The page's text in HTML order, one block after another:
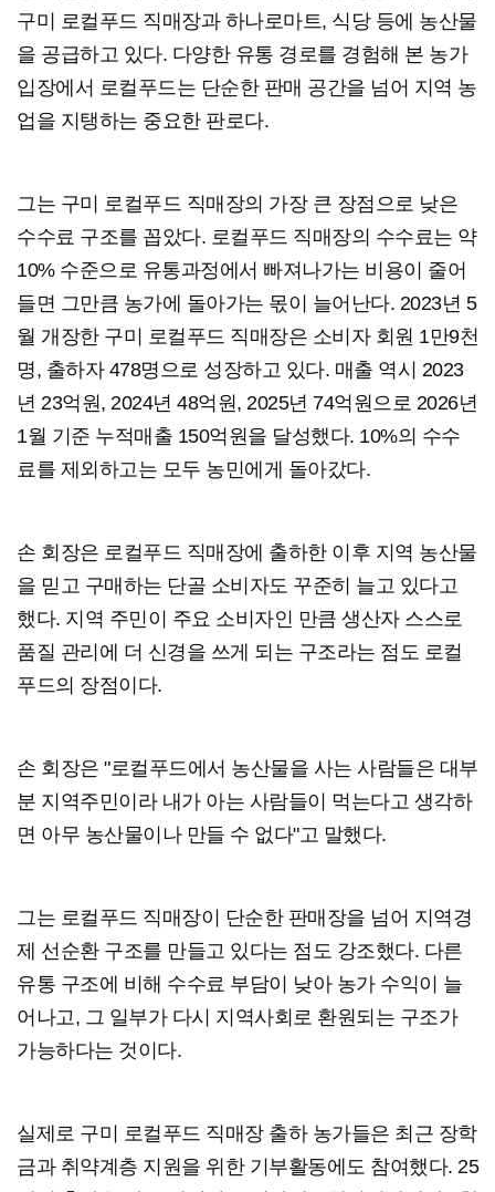
구미 로컬푸드 직매장과 하나로마트, 식당 등에 농산물
을 공급하고 있다. 다양한 유통 경로를 경험해 본 농가
입장에서 로컬푸드는 단순한 판매 공간을 넘어 지역 농
업을 지탱하는 중요한 판로다.
그는 구미 로컬푸드 직매장의 가장 큰 장점으로 낮은
수수료 구조를 꼽았다. 로컬푸드 직매장의 수수료는 약
10% 수준으로 유통과정에서 빠져나가는 비용이 줄어
들면 그만큼 농가에 돌아가는 몫이 늘어난다. 2023년 5
월 개장한 구미 로컬푸드 직매장은 소비자 회원 1만9천
명, 출하자 478명으로 성장하고 있다. 매출 역시 2023
년 23억원, 2024년 48억원, 2025년 74억원으로 2026년
1월 기준 누적매출 150억원을 달성했다. 10%의 수수
료를 제외하고는 모두 농민에게 돌아갔다.
손 회장은 로컬푸드 직매장에 출하한 이후 지역 농산물
을 믿고 구매하는 단골 소비자도 꾸준히 늘고 있다고
했다. 지역 주민이 주요 소비자인 만큼 생산자 스스로
품질 관리에 더 신경을 쓰게 되는 구조라는 점도 로컬
푸드의 장점이다.
손 회장은 "로컬푸드에서 농산물을 사는 사람들은 대부
분 지역주민이라 내가 아는 사람들이 먹는다고 생각하
면 아무 농산물이나 만들 수 없다"고 말했다.
그는 로컬푸드 직매장이 단순한 판매장을 넘어 지역경
제 선순환 구조를 만들고 있다는 점도 강조했다. 다른
유통 구조에 비해 수수료 부담이 낮아 농가 수익이 늘
어나고, 그 일부가 다시 지역사회로 환원되는 구조가
가능하다는 것이다.
실제로 구미 로컬푸드 직매장 출하 농가들은 최근 장학
금과 취약계층 지원을 위한 기부활동에도 참여했다. 25